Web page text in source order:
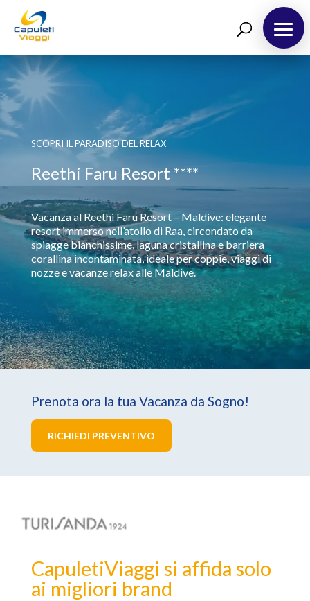
Richiedi Preventivo
Chi siamo
BlogSCOPRI IL PARADISO DEL RELAX
Reethi Faru Resort ****
Vacanza al Reethi Faru Resort – Maldive: elegante
resort immerso nell’atollo di Raa, circondato da
spiagge bianchissime, laguna cristallina e barriera
corallina incontaminata, ideale per coppie, viaggi di
nozze e vacanze relax alle Maldive.
Prenota ora la tua Vacanza da Sogno!
RICHIEDI PREVENTIVO
CapuletiViaggi si affida solo
ai migliori brand